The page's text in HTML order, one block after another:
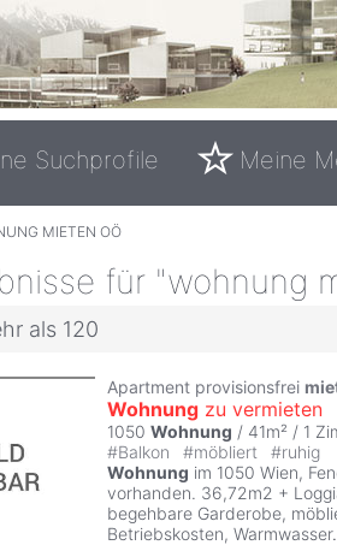
Suchprofile Meine
MIETEN OÖ
für "wohnung
als 120
Apartment provisionsfrei
Wohnung zu vermieten
1050 Wohnung / 41m² / 1
#Balkon #möbliert #ruhig
Wohnung im 1050 Wien,
vorhanden. 36,72m2 +
begehbare Garderobe,
Betriebskosten, Warmwasser